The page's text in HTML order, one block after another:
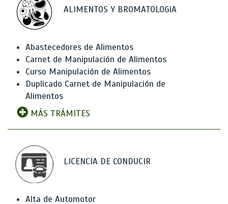
ALIMENTOS Y BROMATOLOGíA
Abastecedores de Alimentos
Carnet de Manipulación de Alimentos
Curso Manipulación de Alimentos
Duplicado Carnet de Manipulación de
Alimentos
MÁS TRÁMITES
LICENCIA DE CONDUCIR
Alta de Automotor